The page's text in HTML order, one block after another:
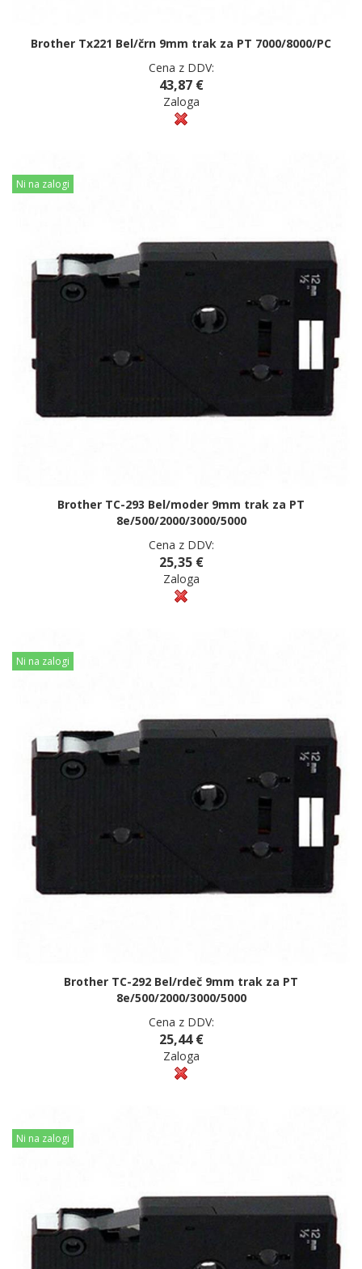
Brother Tx221 Bel/črn 9mm trak za PT 7000/8000/PC
Cena z DDV:
43,87 €
Zaloga
Ni na zalogi
Brother TC-293 Bel/moder 9mm trak za PT
8e/500/2000/3000/5000
Cena z DDV:
25,35 €
Zaloga
Ni na zalogi
Brother TC-292 Bel/rdeč 9mm trak za PT
8e/500/2000/3000/5000
Cena z DDV:
25,44 €
Zaloga
Ni na zalogi